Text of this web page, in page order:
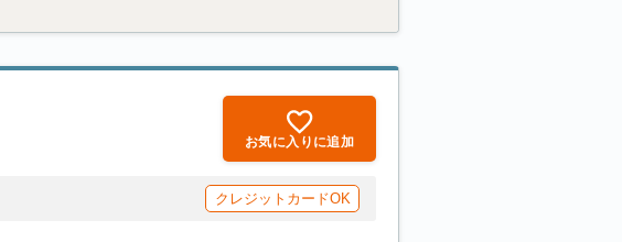
お気に入りに追加
クレジットカードOK